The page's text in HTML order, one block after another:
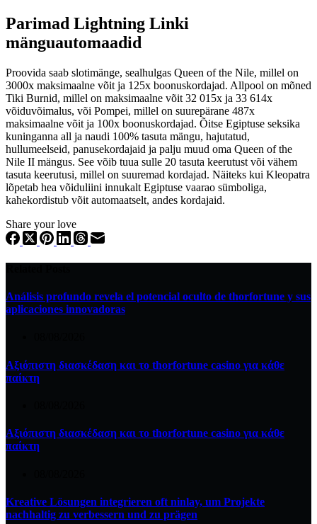
Parimad Lightning Linki
mänguautomaadid
Proovida saab slotimänge, sealhulgas Queen of the Nile, millel on
3000x maksimaalne võit ja 125x boonuskordajad. Allpool on mõned
Tiki Burnid, millel on maksimaalne võit 32 015x ja 33 614x
võiduvõimalus, või Pompei, millel on suurepärane 487x
maksimaalne võit ja 100x boonuskordajad. Õitse Egiptuse seksika
kuninganna all ja naudi 100% tasuta mängu, hajutatud,
hullumeelseid, panusekordajaid ja palju muud oma Queen of the
Nile II mängus. See võib tuua sulle 20 tasuta keerutust või vähem
tasuta keerutusi, millel on suuremad kordajad. Näiteks kui Kleopatra
lõpetab hea võiduliini innukalt Egiptuse vaarao sümboliga,
kahekordistub võit automaatselt, andes kordajaid.
Share your love
Análisis profundo revela el potencial oculto de thorfortune y sus
aplicaciones innovadoras
Αξιόπιστη διασκέδαση και το thorfortune casino για κάθε
παίκτη
Αξιόπιστη διασκέδαση και το thorfortune casino για κάθε
παίκτη
Kreative Lösungen integrieren oft ninlay, um Projekte
nachhaltig zu verbessern und zu prägen